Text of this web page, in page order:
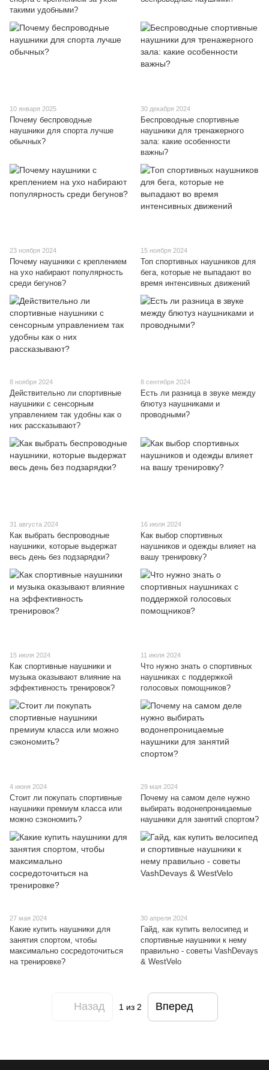
такими удобными?
10 января 2025
Почему беспроводные
наушники для спорта лучше
обычных?
30 декабря 2024
Беспроводные спортивные
наушники для тренажерного
зала: какие особенности
важны?
23 ноября 2024
Почему наушники с креплением
на ухо набирают популярность
среди бегунов?
15 ноября 2024
Топ спортивных наушников для
бега, которые не выпадают во
время интенсивных движений
8 ноября 2024
Действительно ли спортивные
наушники с сенсорным
управлением так удобны как о
них рассказывают?
8 сентября 2024
Есть ли разница в звуке между
блютуз наушниками и
проводными?
31 августа 2024
Как выбрать беспроводные
наушники, которые выдержат
весь день без подзарядки?
16 июля 2024
Как выбор спортивных
наушников и одежды влияет на
вашу тренировку?
15 июля 2024
Как спортивные наушники и
музыка оказывают влияние на
эффективность тренировок?
11 июля 2024
Что нужно знать о спортивных
наушниках с поддержкой
голосовых помощников?
4 июня 2024
Стоит ли покупать спортивные
наушники премиум класса или
можно сэкономить?
29 мая 2024
Почему на самом деле нужно
выбирать водонепроницаемые
наушники для занятий спортом?
27 мая 2024
Какие купить наушники для
занятия спортом, чтобы
максимально сосредоточиться
на тренировке?
30 апреля 2024
Гайд, как купить велосипед и
спортивные наушники к нему
правильно - советы VashDevays
& WestVelo
Назад 1 из 2 Вперед